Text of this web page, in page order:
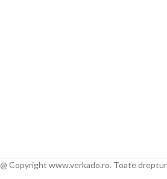
@ Copyright www.verkado.ro. Toate